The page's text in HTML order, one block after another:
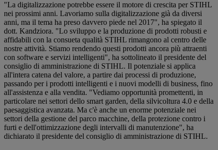
"La digitalizzazione potrebbe essere il motore di crescita per STIHL
nei prossimi anni. Lavoriamo sulla digitalizzazione già da diversi
anni, ma il tema ha preso davvero piede nel 2017", ha spiegato il
dott. Kandziora. "Lo sviluppo e la produzione di prodotti robusti e
affidabili con la consueta qualità STIHL rimangono al centro delle
nostre attività. Stiamo rendendo questi prodotti ancora più attraenti
con software e servizi intelligenti", ha sottolineato il presidente del
consiglio di amministrazione di STIHL. Il potenziale si applica
all'intera catena del valore, a partire dai processi di produzione,
passando per i prodotti intelligenti e i nuovi modelli di business, fino
all'assistenza e alla vendita. "Vediamo opportunità promettenti, in
particolare nei settori dello smart garden, della silvicoltura 4.0 e della
paesaggistica avanzata. Ma c'è anche un enorme potenziale nei
settori della gestione del parco macchine, della protezione contro i
furti e dell'ottimizzazione degli intervalli di manutenzione", ha
dichiarato il presidente del consiglio di amministrazione di STIHL.